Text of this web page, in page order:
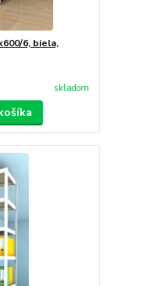
6, biela,
skladom